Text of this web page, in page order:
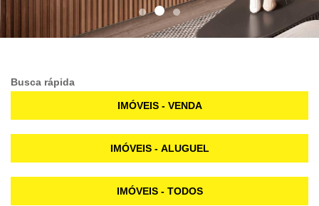
Busca rápida
IMÓVEIS - VENDA
IMÓVEIS - ALUGUEL
IMÓVEIS - TODOS